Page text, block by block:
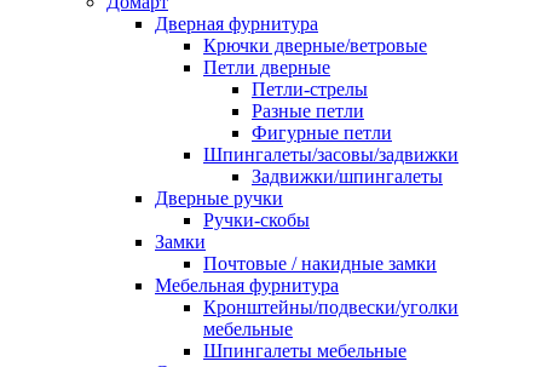
Дверная фурнитура
Крючки дверные/ветровые
Петли дверные
Петли-стрелы
Разные петли
Фигурные петли
Шпингалеты/засовы/задвижки
Задвижки/шпингалеты
Дверные ручки
Ручки-скобы
Замки
Почтовые / накидные замки
Мебельная фурнитура
Кронштейны/подвески/уголки
мебельные
Шпингалеты мебельные